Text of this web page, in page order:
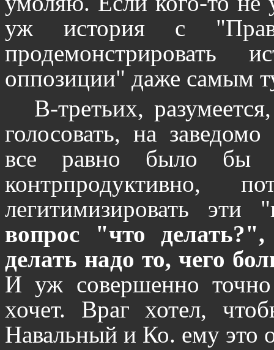
уж история с
продемонстрировать
оппозиции" даже самым
В-третьих,
голосовать, на
все равно было бы
легитимизировать
вопрос "что
делать надо то, чего
И уж совершенно
хочет. Враг хотел,
Навальный и Ко. ему это